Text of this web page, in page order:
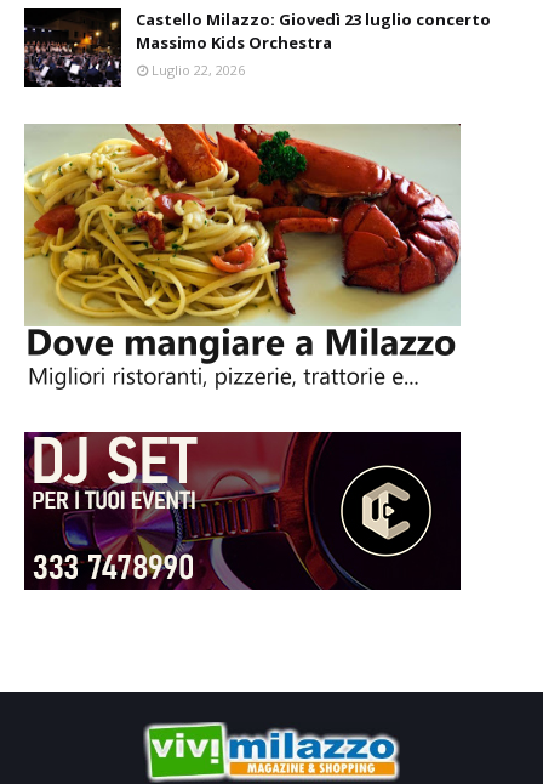
Castello Milazzo: Giovedì 23 luglio concerto
Massimo Kids Orchestra
Luglio 22, 2026